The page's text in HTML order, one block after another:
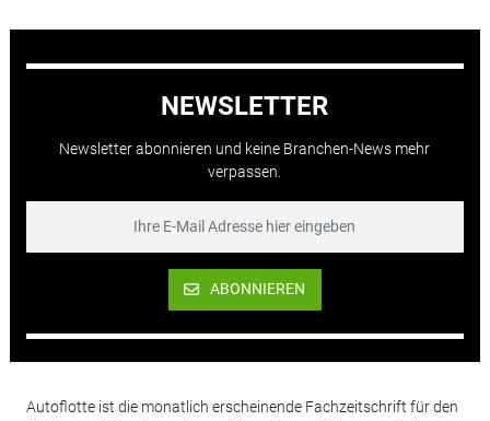
NEWSLETTER
Newsletter abonnieren und keine Branchen-News mehr
verpassen.
ABONNIEREN
Autoflotte ist die monatlich erscheinende Fachzeitschrift für den